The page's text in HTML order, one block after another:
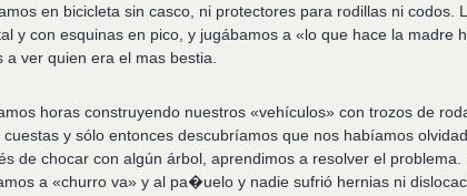
en bicicleta sin casco, ni protectores para rodillas ni codos.
y con esquinas en pico, y jugábamos a «lo que hace la madre
a ver quien era el mas bestia.
horas construyendo nuestros «vehículos» con trozos de
cuestas y sólo entonces descubríamos que nos habíamos
de chocar con algún árbol, aprendimos a resolver el problema.
a «churro va» y al pa�uelo y nadie sufrió hernias ni